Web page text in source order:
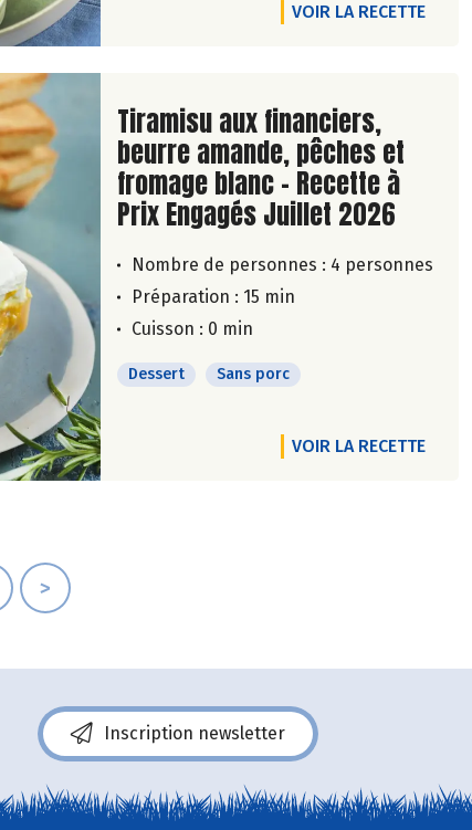
VOIR LA RECETTE
Lire la suite de la recette
Tiramisu aux financiers,
beurre amande, pêches et
fromage blanc - Recette à
Prix Engagés Juillet 2026
Nombre de personnes : 4 personnes
Préparation : 15 min
Cuisson : 0 min
Dessert Sans porc
VOIR LA RECETTE
>
Inscription newsletter